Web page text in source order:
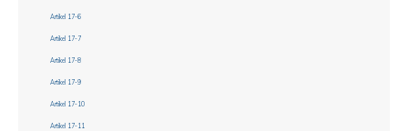
Artikel 17-6
Artikel 17-7
Artikel 17-8
Artikel 17-9
Artikel 17-10
Artikel 17-11